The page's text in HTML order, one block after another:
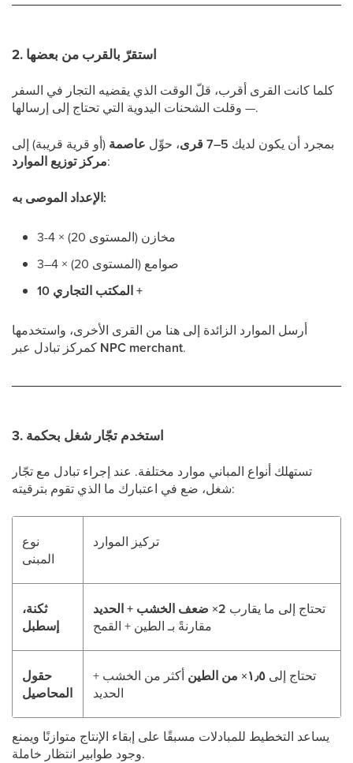
2. استقرّ بالقرب من بعضها
كلما كانت القرى أقرب، قلّ الوقت الذي يقضيه التجار في السفر
— وقلت الشحنات اليدوية التي تحتاج إلى إرسالها.
بمجرد أن يكون لديك 5–7 قرى ، حوِّل عاصمة (أو قرية قريبة) إلى
مركز توزيع الموارد:
الإعداد الموصى به:
3-4 × مخازن (المستوى 20)
3–4 × صوامع (المستوى 20)
المكتب التجاري 10 +
أرسل الموارد الزائدة إلى هنا من القرى الأخرى، واستخدمها
NPC merchant.
3. استخدم تجّار شغل بحكمة
تستهلك أنواع المباني موارد مختلفة. عند إجراء تبادل مع تجّار
شغل، ضع في اعتبارك ما الذي تقوم بترقيته:
نوع
المبنى
تركيز الموارد
ثكنة،
إسطبل
تحتاج إلى ما يقارب 2× ضعف الخشب + الحديد
مقارنةً بـ الطين + القمح
حقول
المحاصيل
تحتاج إلى ١٫٥× من الطين
أكثر من الخشب +
الحديد
يساعد التخطيط للمبادلات مسبقًا على إبقاء الإنتاج متوازنًا ويمنع
وجود طوابير انتظار خاملة.